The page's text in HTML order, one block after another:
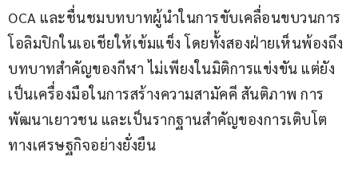
OCA และชื่นชมบทบาทผู้นำในการขับเคลื่อนขบวนการ
โอลิมปิกในเอเชียให้เข้มแข็ง โดยทั้งสองฝ่ายเห็นพ้องถึง
บทบาทสำคัญของกีฬา ไม่เพียงในมิติการแข่งขัน แต่ยัง
เป็นเครื่องมือในการสร้างความสามัคคี สันติภาพ การ
พัฒนาเยาวชน และเป็นรากฐานสำคัญของการเติบโต
ทางเศรษฐกิจอย่างยั่งยืน